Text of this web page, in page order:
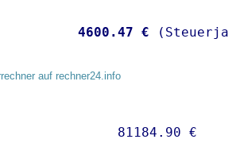
4600.47 €
auf rechner24.info